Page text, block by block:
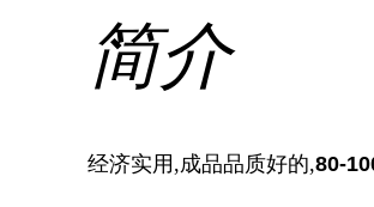
简介
经济实用,成品品质好的,80-